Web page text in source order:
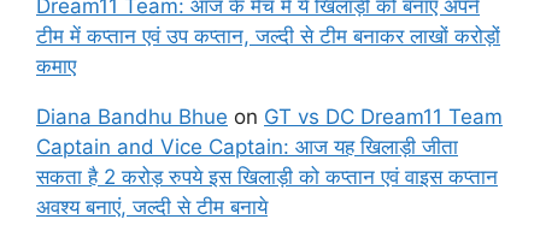
Dream11 Team: आज के मैच में ये खिलाड़ी को बनाए अपने
टीम में कप्तान एवं उप कप्तान, जल्दी से टीम बनाकर लाखों करोड़ों
कमाए
Diana Bandhu Bhue on GT vs DC Dream11 Team
Captain and Vice Captain: आज यह खिलाड़ी जीता
सकता है 2 करोड़ रुपये इस खिलाड़ी को कप्तान एवं वाइस कप्तान
अवश्य बनाएं, जल्दी से टीम बनाये